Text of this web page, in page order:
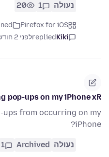
נעולה 1
20
Firefox for iOS
Kiki
repliedלפני 2 חודשים
pop-ups on my iPhone xR
ups from occurring on my
iPhone?
נעולה Archived
1